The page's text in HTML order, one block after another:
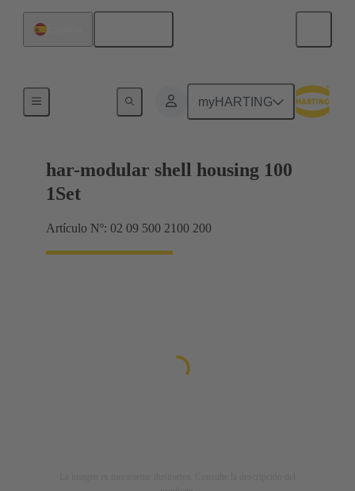
myHARTING
har-modular shell housing 100
1Set
Artículo Nº: 02 09 500 2100 200